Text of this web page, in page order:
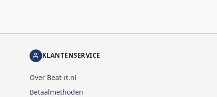
KLANTENSERVICE
Over Beat-it.nl
Betaalmethoden